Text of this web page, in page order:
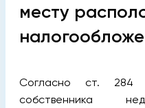
месту
Согласно ст.
собственника